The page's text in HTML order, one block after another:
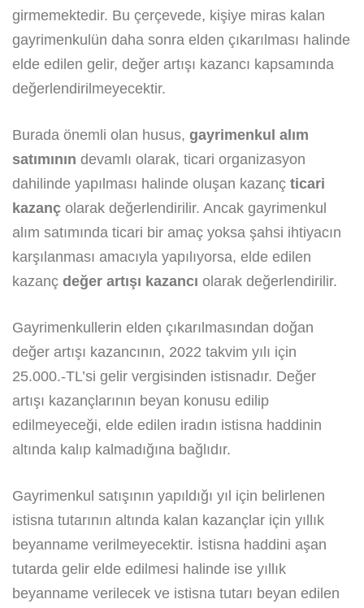
girmemektedir. Bu çerçevede, kişiye miras kalan
gayrimenkulün daha sonra elden çıkarılması halinde
elde edilen gelir, değer artışı kazancı kapsamında
değerlendirilmeyecektir.
Burada önemli olan husus, gayrimenkul alım
satımının devamlı olarak, ticari organizasyon
dahilinde yapılması halinde oluşan kazanç ticari
kazanç olarak değerlendirilir. Ancak gayrimenkul
alım satımında ticari bir amaç yoksa şahsi ihtiyacın
karşılanması amacıyla yapılıyorsa, elde edilen
kazanç değer artışı kazancı olarak değerlendirilir.
Gayrimenkullerin elden çıkarılmasından doğan
değer artışı kazancının, 2022 takvim yılı için
25.000.-TL’si gelir vergisinden istisnadır. Değer
artışı kazançlarının beyan konusu edilip
edilmeyeceği, elde edilen iradın istisna haddinin
altında kalıp kalmadığına bağlıdır.
Gayrimenkul satışının yapıldığı yıl için belirlenen
istisna tutarının altında kalan kazançlar için yıllık
beyanname verilmeyecektir. İstisna haddini aşan
tutarda gelir elde edilmesi halinde ise yıllık
beyanname verilecek ve istisna tutarı beyan edilen